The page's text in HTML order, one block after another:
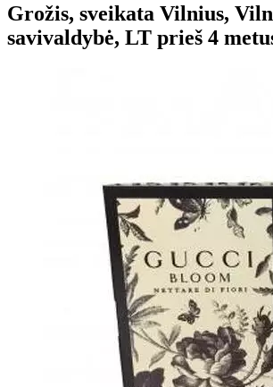
Grožis, sveikata Vilnius,
savivaldybė, LT prieš 4